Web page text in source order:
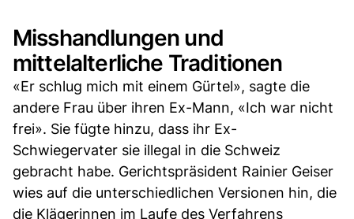
Misshandlungen und
mittelalterliche Traditionen
«Er schlug mich mit einem Gürtel», sagte die
andere Frau über ihren Ex-Mann, «Ich war nicht
frei». Sie fügte hinzu, dass ihr Ex-
Schwiegervater sie illegal in die Schweiz
gebracht habe. Gerichtspräsident Rainier Geiser
wies auf die unterschiedlichen Versionen hin, die
die Klägerinnen im Laufe des Verfahrens